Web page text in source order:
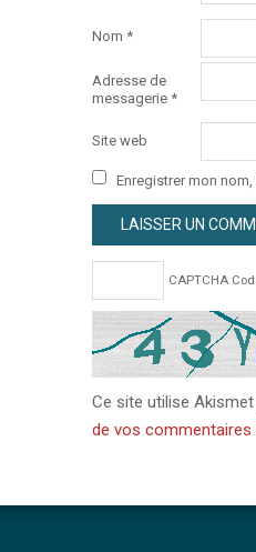
Nom *
Adresse de
messagerie *
Site web
Enregistrer mon
CAPTCHA
Ce site utilise
de vos